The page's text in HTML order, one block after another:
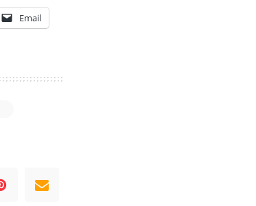
Email